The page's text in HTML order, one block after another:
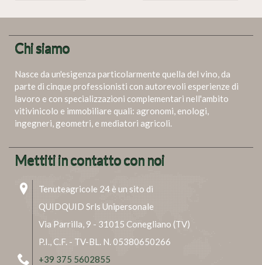
Chi siamo
Nasce da un'esigenza particolarmente quella del vino, da
parte di cinque professionisti con autorevoli esperienze di
lavoro e con specializzazioni complementari nell'ambito
vitivinicolo e immobiliare quali: agronomi, enologi,
ingegneri, geometri, e mediatori agricoli.
Mettiti in contatto con noi
Tenuteagricole 24 è un sito di
QUIDQUID Srls Unipersonale
Via Parrilla, 9 - 31015 Conegliano (TV)
P.I., C.F. - TV-BL. N. 05380650266
+39 375 5602855